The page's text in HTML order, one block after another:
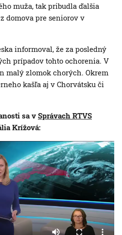
muža, tak pribudla ďalšia
domova pre seniorov v
informoval, že za posledný
prípadov tohto ochorenia. V
malý zlomok chorých. Okrem
kašľa aj v Chorvátsku či
sa v Správach RTVS
Krížová: